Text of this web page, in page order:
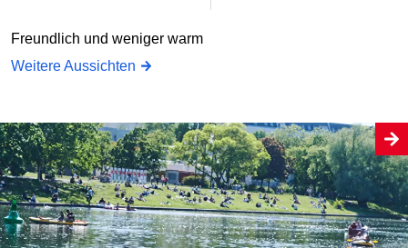
Freundlich und weniger warm
Weitere Aussichten